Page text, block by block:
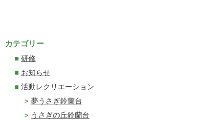
カテゴリー
研修
お知らせ
活動レクリエーション
夢うさぎ鈴蘭台
うさぎの丘鈴蘭台